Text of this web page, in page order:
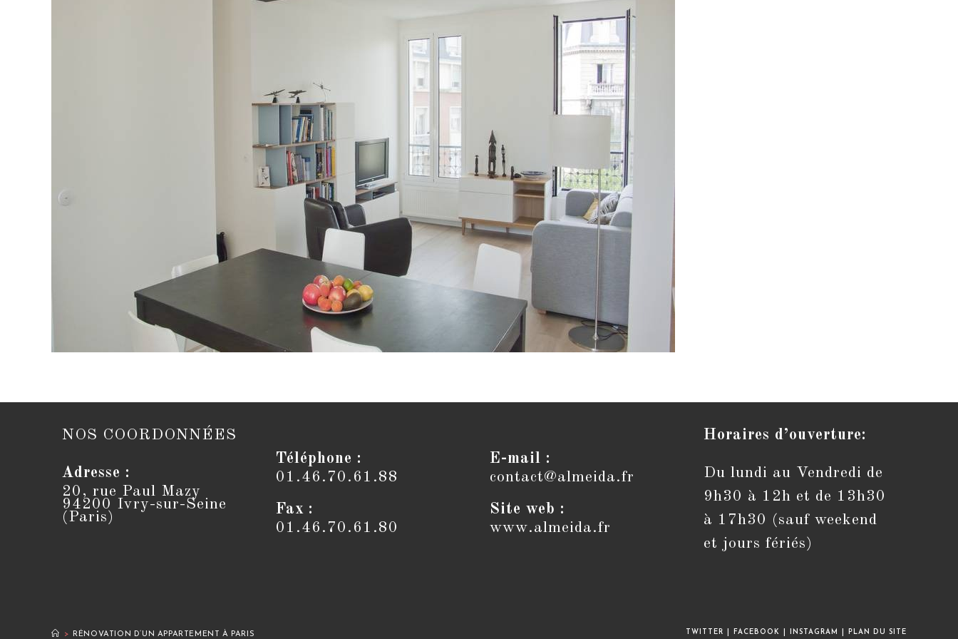
NOS COORDONNÉES
Adresse :
20, rue Paul Mazy
94200 Ivry-sur-Seine
(Paris)
Téléphone :
01.46.70.61.88
Fax :
01.46.70.61.80
E-mail :
contact@almeida.fr
Site web :
www.almeida.fr
Horaires d’ouverture:
Du lundi au Vendredi de
9h30 à 12h et de 13h30
à 17h30 (sauf weekend
et jours fériés)
TWITTER FACEBOOK INSTAGRAM PLAN DU SITE
> RÉNOVATION D’UN APPARTEMENT À PARIS